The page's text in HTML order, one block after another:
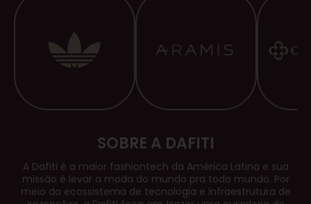
SOBRE A DAFITI
A Dafiti é a maior fashiontech da América Latina e sua
missão é levar a moda do mundo pra todo mundo. Por
meio do ecossistema de tecnologia e infraestrutura de